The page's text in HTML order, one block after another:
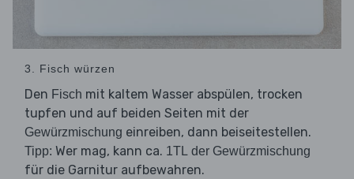
3. Fisch würzen
Den Fisch mit kaltem Wasser abspülen, trocken
tupfen und auf beiden Seiten mit der
Gewürzmischung einreiben, dann beiseitestellen.
Tipp: Wer mag, kann ca. 1TL der Gewürzmischung
für die Garnitur aufbewahren.